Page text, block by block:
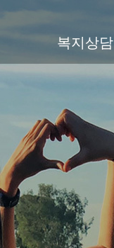
복지상담